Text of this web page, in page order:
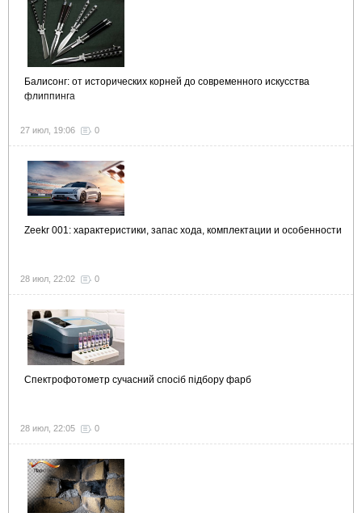
Балисонг: от исторических корней до современного искусства
флиппинга
27 июл, 19:06 0
Zeekr 001: характеристики, запас хода, комплектации и особенности
28 июл, 22:02 0
Спектрофотометр сучасний спосіб підбору фарб
28 июл, 22:05 0